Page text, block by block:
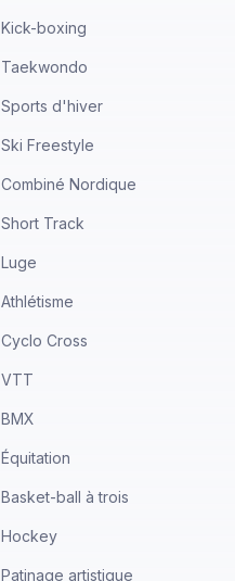
Kick-boxing
Taekwondo
Sports d'hiver
Ski Freestyle
Combiné Nordique
Short Track
Luge
Athlétisme
Cyclo Cross
VTT
BMX
Équitation
Basket-ball à trois
Hockey
Patinage artistique